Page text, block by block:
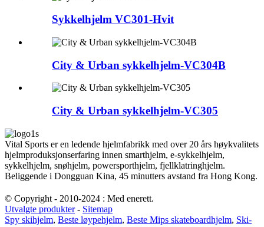
Sykkelhjelm VC301-Hvit
City & Urban sykkelhjelm-VC304B
City & Urban sykkelhjelm-VC305
Vital Sports er en ledende hjelmfabrikk med over 20 års høykvalitets
hjelmproduksjonserfaring innen smarthjelm, e-sykkelhjelm,
sykkelhjelm, snøhjelm, powersporthjelm, fjellklatringhjelm.
Beliggende i Dongguan Kina, 45 minutters avstand fra Hong Kong.
© Copyright - 2010-2024 : Med enerett.
Utvalgte produkter- Sitemap
Spy skihjelm, Beste løypehjelm, Beste Mips skateboardhjelm, Ski-